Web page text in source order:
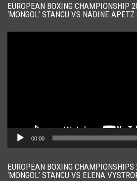
EUROPEAN BOXING CHAMPIONSHIP
‘MONGOL’ STANCU VS NADINE
00:00
EUROPEAN BOXING
‘MONGOL’ STANCU VS ELENA